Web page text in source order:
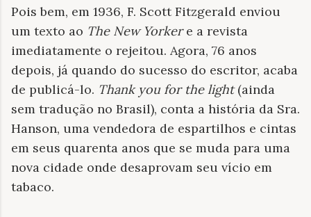
Pois bem, em 1936, F. Scott Fitzgerald enviou
um texto ao The New Yorkere a revista
imediatamente o rejeitou. Agora, 76 anos
depois, já quando do sucesso do escritor, acaba
de publicá-lo. Thank you for the light(ainda
sem tradução no Brasil), conta a história da Sra.
Hanson, uma vendedora de espartilhos e cintas
em seus quarenta anos que se muda para uma
nova cidade onde desaprovam seu vício em
tabaco.